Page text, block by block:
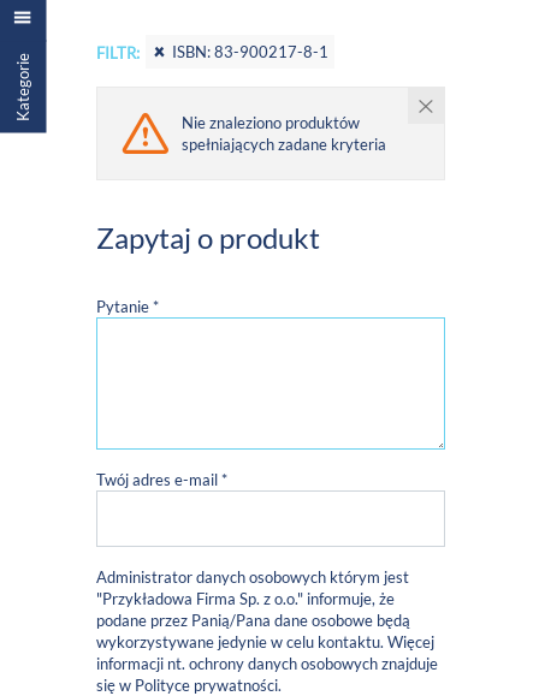
Kategorie FILTR: ISBN: 83-900217-8-1
Nie znaleziono produktów
spełniających zadane kryteria
Zapytaj o produkt
Pytanie *
Twój adres e-mail *
Administrator danych osobowych którym jest
"Przykładowa Firma Sp. z o.o." informuje, że
podane przez Panią/Pana dane osobowe będą
wykorzystywane jedynie w celu kontaktu. Więcej
informacji nt. ochrony danych osobowych znajduje
się w Polityce prywatności.